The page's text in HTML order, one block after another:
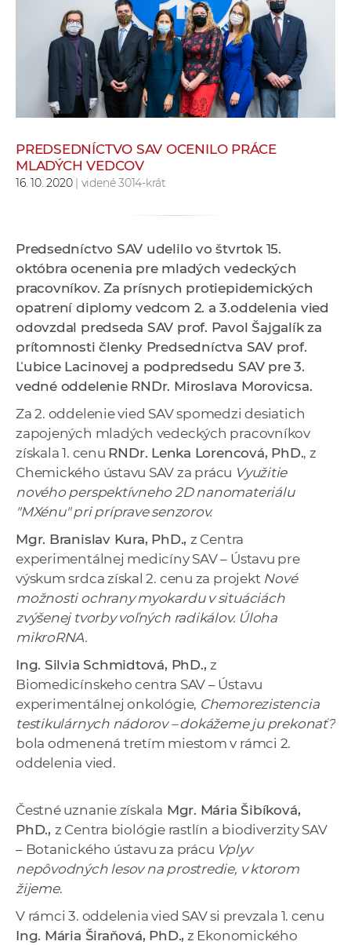
p
r
a
c
c
h
a
p
r
a
c
v
n
í
o
S
A
PREDSEDNÍCTVO SAV OCENILO PRÁCE
MLADÝCH VEDCOV
16. 10. 2020| videné 3014-krát
Predsedníctvo SAV udelilo vo štvrtok 15.
októbra ocenenia pre mladých vedeckých
pracovníkov. Za prísnych protiepidemických
opatrení diplomy vedcom 2. a 3.oddelenia vied
odovzdal predseda SAV prof. Pavol Šajgalík za
prítomnosti členky Predsedníctva SAV prof.
Ľubice Lacinovej a podpredsedu SAV pre 3.
vedné oddelenie RNDr. Miroslava Morovicsa.
Za 2. oddelenie vied SAV spomedzi desiatich
zapojených mladých vedeckých pracovníkov
získala 1. cenu RNDr. Lenka Lorencová, PhD., z
Chemického ústavu SAV za prácu Využitie
nového perspektívneho 2D nanomateriálu
"MXénu" pri príprave senzorov.
Mgr. Branislav Kura, PhD., z Centra
experimentálnej medicíny SAV – Ústavu pre
výskum srdca získal 2. cenu za projekt Nové
možnosti ochrany myokardu v situáciách
zvýšenej tvorby voľných radikálov. Úloha
mikroRNA.
Ing. Silvia Schmidtová, PhD.,z
Biomedicínskeho centra SAV – Ústavu
experimentálnej onkológie, Chemorezistencia
testikulárnych nádorov – dokážeme ju prekonať?
bola odmenená tretím miestom v rámci 2.
oddelenia vied.
Čestné uznanie získala Mgr. Mária Šibíková,
PhD., z Centra biológie rastlín a biodiverzity SAV
– Botanického ústavu za prácu Vplyv
nepôvodných lesov na prostredie, v ktorom
žijeme.
V rámci 3. oddelenia vied SAV si prevzala 1. cenu
Ing. Mária Širaňová, PhD., z Ekonomického